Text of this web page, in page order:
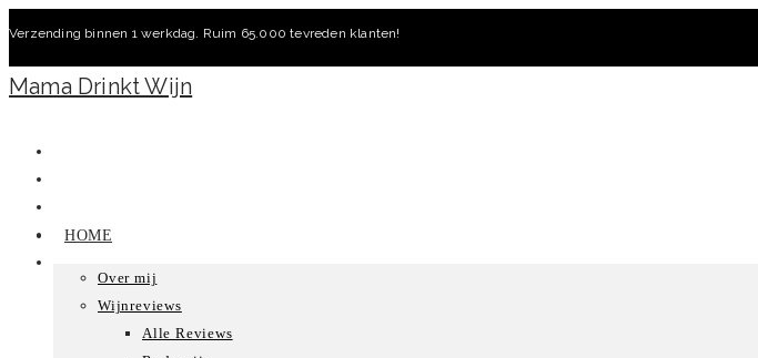
inhoud
Verzending binnen 1 werkdag. Ruim 65.000 tevreden klanten!
Mama Drinkt Wijn
HOME
Over mij
Wijnreviews
Alle Reviews